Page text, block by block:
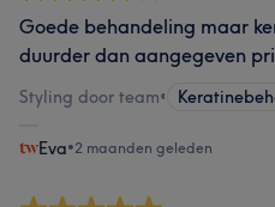
Goede behandeling maar
duurder dan aangegeven
Styling door team•
Eva•2 maanden geleden